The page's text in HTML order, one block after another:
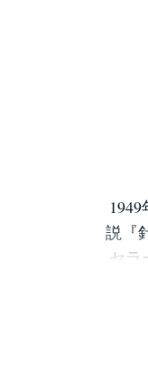
説『
セラ
ど